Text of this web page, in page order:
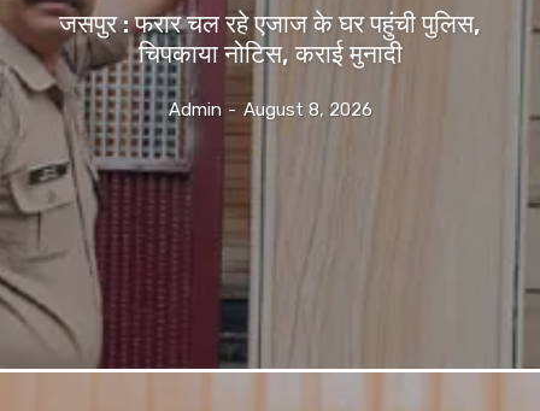
जसपुर : फरार चल रहे एजाज के घर पहुंची पुलिस,
चिपकाया नोटिस, कराई मुनादी
Admin - August 8, 2026